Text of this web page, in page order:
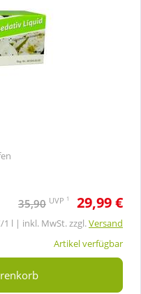
35,90 UVP 1 29,99 €
1 l | inkl. MwSt. zzgl.Versand
Artikel verfügbar